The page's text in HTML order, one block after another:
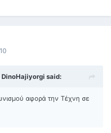
DinoHajiyorgi said:
αφορά την Τέχνη σε